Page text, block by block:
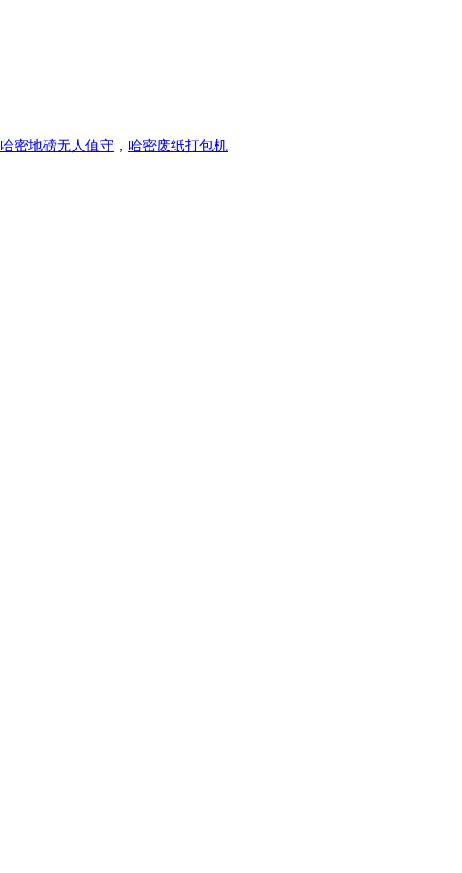
哈密地磅无人值守 ， 哈密废纸打包机